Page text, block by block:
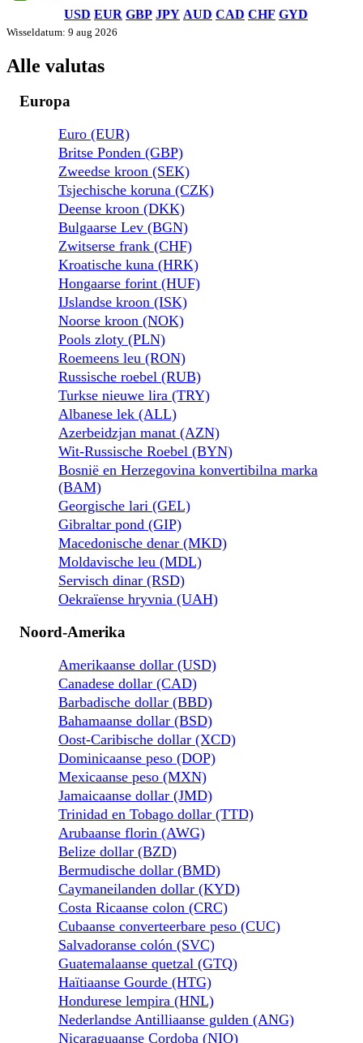
USD EUR GBP JPY AUD CAD CHF GYD
Wisseldatum: 9 aug 2026
Alle valutas
Europa
Euro (EUR)
Britse Ponden (GBP)
Zweedse kroon (SEK)
Tsjechische koruna (CZK)
Deense kroon (DKK)
Bulgaarse Lev (BGN)
Zwitserse frank (CHF)
Kroatische kuna (HRK)
Hongaarse forint (HUF)
IJslandse kroon (ISK)
Noorse kroon (NOK)
Pools zloty (PLN)
Roemeens leu (RON)
Russische roebel (RUB)
Turkse nieuwe lira (TRY)
Albanese lek (ALL)
Azerbeidzjan manat (AZN)
Wit-Russische Roebel (BYN)
Bosnië en Herzegovina konvertibilna marka
(BAM)
Georgische lari (GEL)
Gibraltar pond (GIP)
Macedonische denar (MKD)
Moldavische leu (MDL)
Servisch dinar (RSD)
Oekraïense hryvnia (UAH)
Noord-Amerika
Amerikaanse dollar (USD)
Canadese dollar (CAD)
Barbadische dollar (BBD)
Bahamaanse dollar (BSD)
Oost-Caribische dollar (XCD)
Dominicaanse peso (DOP)
Mexicaanse peso (MXN)
Jamaicaanse dollar (JMD)
Trinidad en Tobago dollar (TTD)
Arubaanse florin (AWG)
Belize dollar (BZD)
Bermudische dollar (BMD)
Caymaneilanden dollar (KYD)
Costa Ricaanse colon (CRC)
Cubaanse converteerbare peso (CUC)
Salvadoranse colón (SVC)
Guatemalaanse quetzal (GTQ)
Haïtiaanse Gourde (HTG)
Hondurese lempira (HNL)
Nederlandse Antilliaanse gulden (ANG)
Nicaraguaanse Cordoba (NIO)